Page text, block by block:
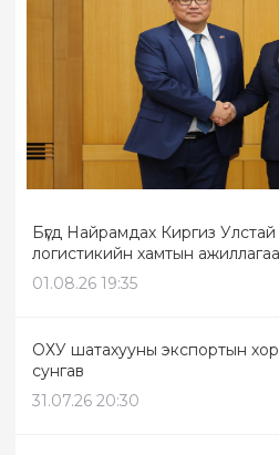
Бүгд Найрамдах Киргиз
логистикийн хамтын
01.08.26 19:35
ОХУ шатахууны экспортын
сунгав
31.07.26 20:30